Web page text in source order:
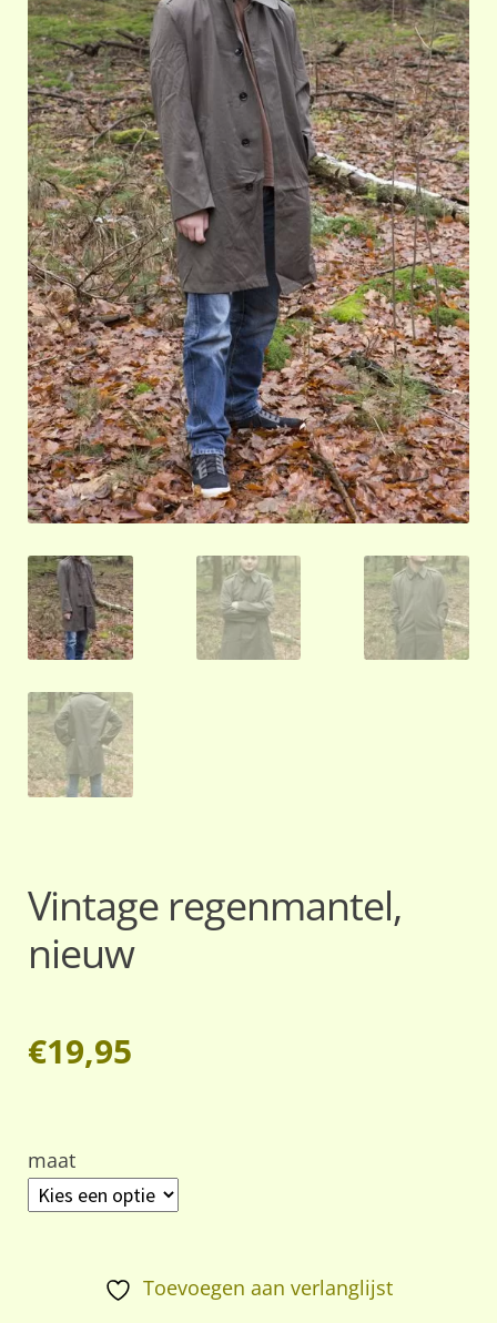
Vintage regenmantel,
nieuw
€19,95
maat
Toevoegen aan verlanglijst